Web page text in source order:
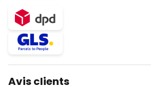
Avis clients